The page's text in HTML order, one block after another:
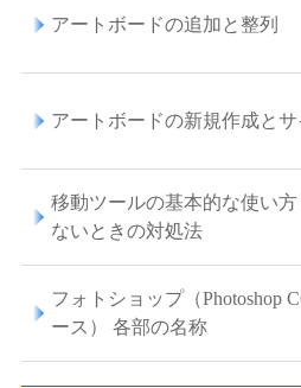
アートボードの追加と整列
アートボードの新規作成と
移動ツールの基本的な使い
ないときの対処法
フォトショップ（Photoshop
ース） 各部の名称